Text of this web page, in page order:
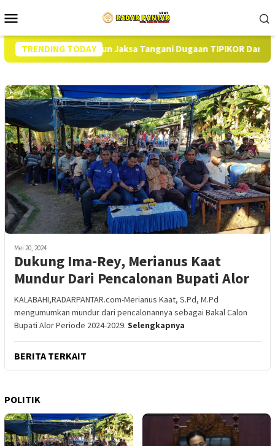
ke
Mobile
TRENDING TODAY
Hampir Setahun Jaksa Tangani Dugaan TIPIKOR Dana Desa di
Mei 20, 2024
Dukung Ima-Rey, Merianus Kaat
Mundur Dari Pencalonan Bupati Alor
KALABAHI,RADARPANTAR.com-Merianus Kaat, S.Pd, M.Pd
mengumumkan mundur dari pencalonannya sebagai Bakal Calon
Bupati Alor Periode 2024-2029. Selengkapnya
BERITA TERKAIT
POLITIK